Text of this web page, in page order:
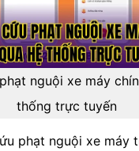
nguội xe máy
thống trực tuyến
phạt nguội xe máy